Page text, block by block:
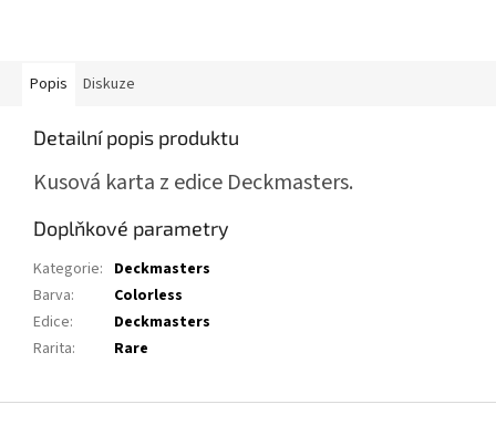
Popis Diskuze
Detailní popis produktu
Kusová karta z edice Deckmasters.
Doplňkové parametry
Kategorie: Deckmasters
Barva:
Colorless
Edice:
Deckmasters
Rarita: Rare